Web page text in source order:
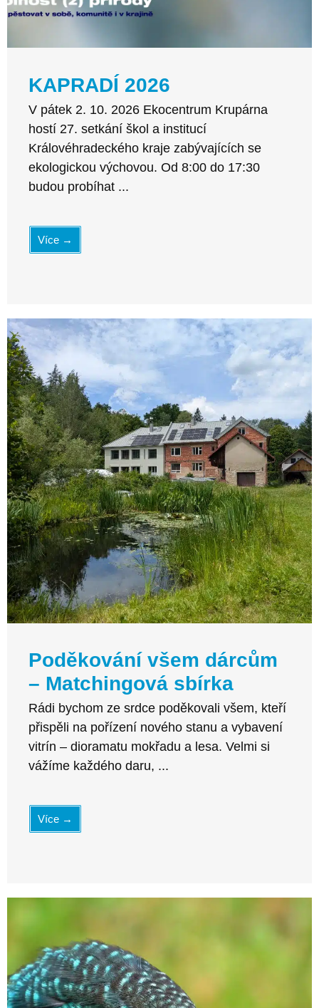
KAPRADÍ 2026
V pátek 2. 10. 2026 Ekocentrum Krupárna
hostí 27. setkání škol a institucí
Královéhradeckého kraje zabývajících se
ekologickou výchovou. Od 8:00 do 17:30
budou probíhat ...
Více →
Poděkování všem dárcům
– Matchingová sbírka
Rádi bychom ze srdce poděkovali všem, kteří
přispěli na pořízení nového stanu a vybavení
vitrín – dioramatu mokřadu a lesa. Velmi si
vážíme každého daru, ...
Více →